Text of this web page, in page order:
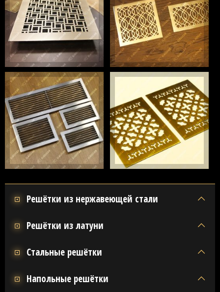
Решётки из нержавеющей стали
Решётки из латуни
Стальные решётки
Напольные решётки